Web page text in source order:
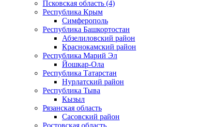
Псковская область (4)
Республика Крым
Симферополь
Республика Башкортостан
Абзелиловский район
Краснокамский район
Республика Марий Эл
Йошкар-Ола
Республика Татарстан
Нурлатский район
Республика Тыва
Кызыл
Рязанская область
Сасовский район
Ростовская область